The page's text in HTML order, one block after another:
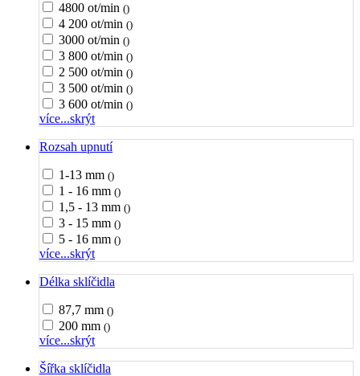
4800 ot/min ()
4 200 ot/min ()
3000 ot/min ()
3 800 ot/min ()
2 500 ot/min ()
3 500 ot/min ()
3 600 ot/min ()
více...skrýt
Rozsah upnutí
1-13 mm ()
1 - 16 mm ()
1,5 - 13 mm ()
3 - 15 mm ()
5 - 16 mm ()
více...skrýt
Délka sklíčidla
87,7 mm ()
200 mm ()
více...skrýt
Šířka sklíčidla